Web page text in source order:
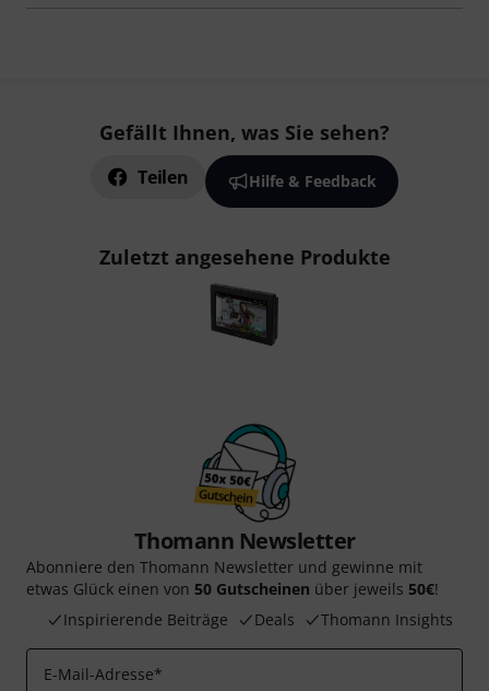
Gefällt Ihnen, was Sie sehen?
Teilen Hilfe & Feedback
Zuletzt angesehene Produkte
Thomann Newsletter
Abonniere den Thomann Newsletter und gewinne mit
etwas Glück einen von 50 Gutscheinen über jeweils 50€!
Inspirierende Beiträge
Deals Thomann Insights
E-Mail-Adresse*